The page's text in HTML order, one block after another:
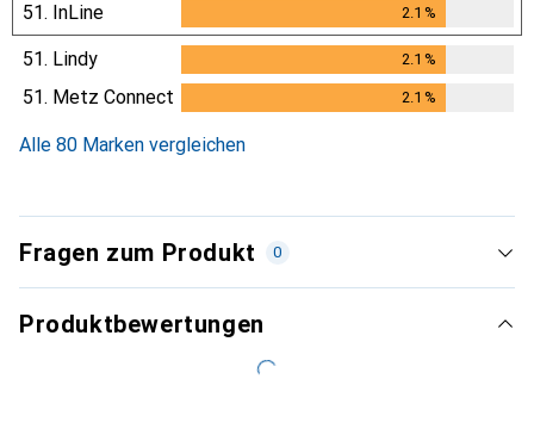
51. InLine 2.1 %
51. Lindy 2.1 %
51. Metz Connect 2.1 %
Alle 80 Marken vergleichen
Fragen zum Produkt 0
Produktbewertungen